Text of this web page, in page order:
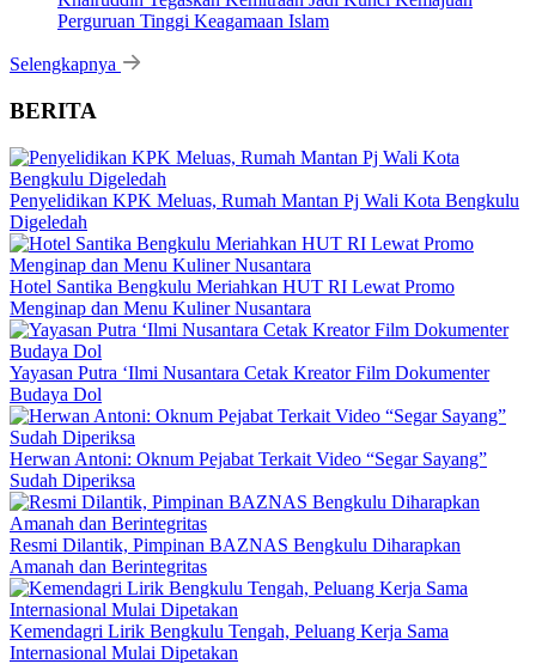
Perguruan Tinggi Keagamaan Islam
Selengkapnya
BERITA
Penyelidikan KPK Meluas, Rumah Mantan Pj Wali Kota Bengkulu
Digeledah
Hotel Santika Bengkulu Meriahkan HUT RI Lewat Promo
Menginap dan Menu Kuliner Nusantara
Yayasan Putra ‘Ilmi Nusantara Cetak Kreator Film Dokumenter
Budaya Dol
Herwan Antoni: Oknum Pejabat Terkait Video “Segar Sayang”
Sudah Diperiksa
Resmi Dilantik, Pimpinan BAZNAS Bengkulu Diharapkan
Amanah dan Berintegritas
Kemendagri Lirik Bengkulu Tengah, Peluang Kerja Sama
Internasional Mulai Dipetakan